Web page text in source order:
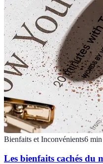
Bienfaits et Inconvénients6 min
Les bienfaits cachés du